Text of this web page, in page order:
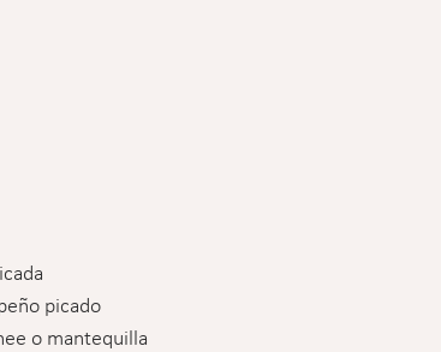
picado
o mantequilla